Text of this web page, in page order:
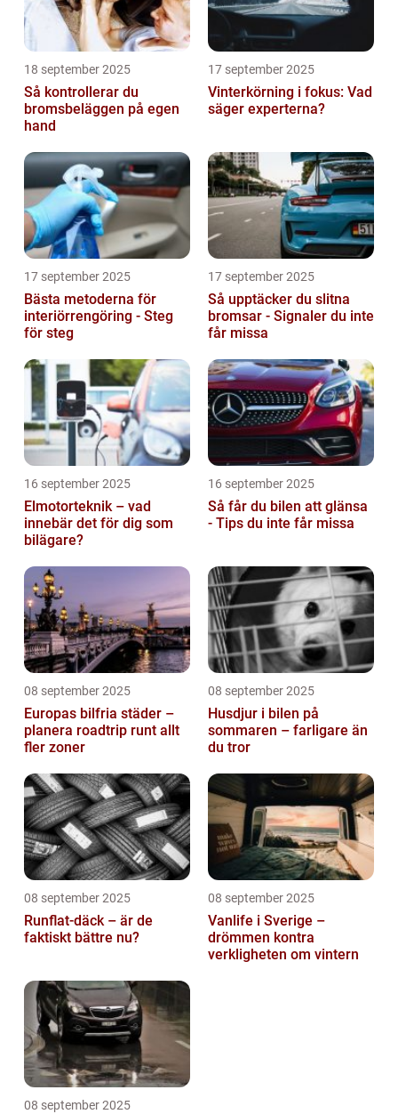
18 september 2025
Så kontrollerar du
bromsbeläggen på egen
hand
17 september 2025
Vinterkörning i fokus: Vad
säger experterna?
17 september 2025
Bästa metoderna för
interiörrengöring - Steg
för steg
17 september 2025
Så upptäcker du slitna
bromsar - Signaler du inte
får missa
16 september 2025
Elmotorteknik – vad
innebär det för dig som
bilägare?
16 september 2025
Så får du bilen att glänsa
- Tips du inte får missa
08 september 2025
Europas bilfria städer –
planera roadtrip runt allt
fler zoner
08 september 2025
Husdjur i bilen på
sommaren – farligare än
du tror
08 september 2025
Runflat-däck – är de
faktiskt bättre nu?
08 september 2025
Vanlife i Sverige –
drömmen kontra
verkligheten om vintern
08 september 2025